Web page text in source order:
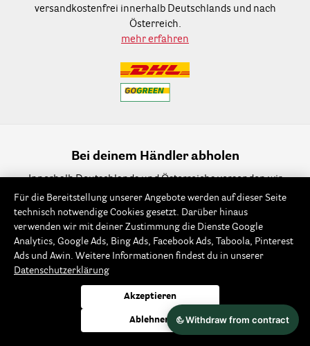
versandkostenfrei innerhalb Deutschlands und nach
Österreich.
mehr erfahren
Bei deinem Händler abholen
Innerhalb Deutschlands und Österreichs versenden wir
kostenlosan einen Rayher-Stützpunkthändler oder eine
Rayher-Filiale in deiner Nähe.
mehr erfahren
Sicher einkaufen
Wir verwenden modernste Verschlüsselungstechnologie,
um einen Schutz deiner persönlichen Daten zu
Für die Bereitstellung unserer Angebote werden auf dieser Seite
technisch notwendige Cookies gesetzt. Darüber hinaus
verwenden wir mit deiner Zustimmung die Dienste Google
Analytics, Google Ads, Bing Ads, Facebook Ads, Taboola, Pinterest
Ads und Awin. Weitere Informationen findest du in unserer
Datenschutzerklärung
Akzeptieren
Ablehnen